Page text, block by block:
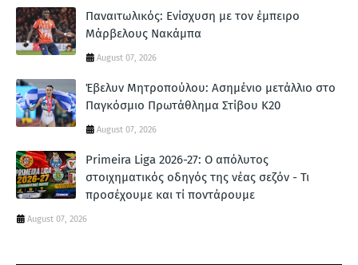
Παναιτωλικός: Ενίσχυση με τον έμπειρο
Μάρβελους Νακάμπα
August 07, 2026
Έβελυν Μητροπούλου: Ασημένιο μετάλλιο στο
Παγκόσμιο Πρωτάθλημα Στίβου Κ20
August 07, 2026
Primeira Liga 2026-27: Ο απόλυτος
στοιχηματικός οδηγός της νέας σεζόν - Τι
προσέχουμε και τί ποντάρουμε
August 07, 2026